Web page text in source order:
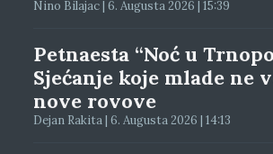
Nino Bilajac | 6. Augusta 2026 | 15:39
Petnaesta “Noć u
Sjećanje koje mlade ne
nove rovove
Dejan Rakita | 6. Augusta 2026 | 14:13